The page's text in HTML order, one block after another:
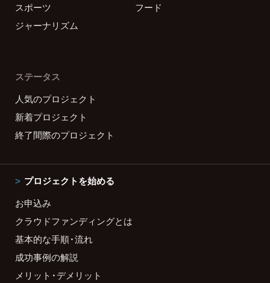
スポーツ
フード
ジャーナリズム
ステータス
人気のプロジェクト
新着プロジェクト
終了間際のプロジェクト
プロジェクトを始める
お申込み
クラウドファンディングとは
基本的な手順・流れ
成功事例の解説
メリット・デメリット